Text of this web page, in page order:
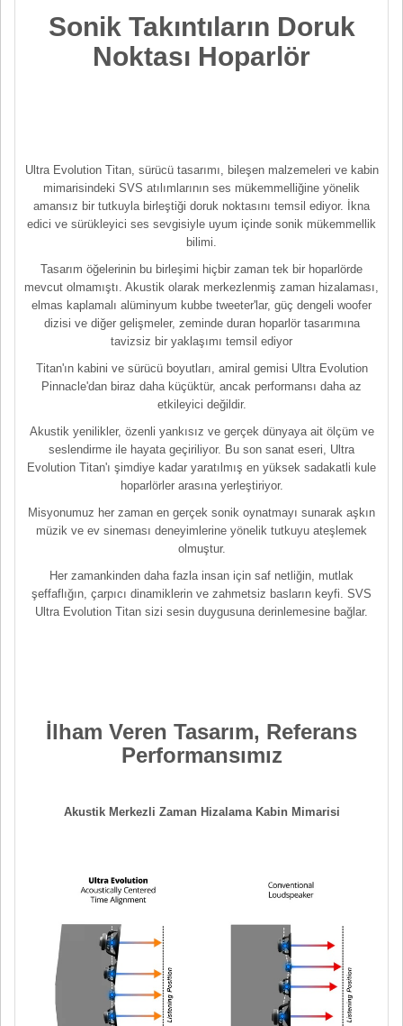
Sonik Takıntıların Doruk
Noktası Hoparlör
Ultra Evolution Titan, sürücü tasarımı, bileşen malzemeleri ve kabin
mimarisindeki SVS atılımlarının ses mükemmelliğine yönelik
amansız bir tutkuyla birleştiği doruk noktasını temsil ediyor. İkna
edici ve sürükleyici ses sevgisiyle uyum içinde sonik mükemmellik
bilimi.
Tasarım öğelerinin bu birleşimi hiçbir zaman tek bir hoparlörde
mevcut olmamıştı. Akustik olarak merkezlenmiş zaman hizalaması,
elmas kaplamalı alüminyum kubbe tweeter'lar, güç dengeli woofer
dizisi ve diğer gelişmeler, zeminde duran hoparlör tasarımına
tavizsiz bir yaklaşımı temsil ediyor
Titan'ın kabini ve sürücü boyutları, amiral gemisi Ultra Evolution
Pinnacle'dan biraz daha küçüktür, ancak performansı daha az
etkileyici değildir.
Akustik yenilikler, özenli yankısız ve gerçek dünyaya ait ölçüm ve
seslendirme ile hayata geçiriliyor. Bu son sanat eseri, Ultra
Evolution Titan'ı şimdiye kadar yaratılmış en yüksek sadakatli kule
hoparlörler arasına yerleştiriyor.
Misyonumuz her zaman en gerçek sonik oynatmayı sunarak aşkın
müzik ve ev sineması deneyimlerine yönelik tutkuyu ateşlemek
olmuştur.
Her zamankinden daha fazla insan için saf netliğin, mutlak
şeffaflığın, çarpıcı dinamiklerin ve zahmetsiz basların keyfi. SVS
Ultra Evolution Titan sizi sesin duygusuna derinlemesine bağlar.
İlham Veren Tasarım, Referans
Performansımız
Akustik Merkezli Zaman Hizalama Kabin Mimarisi